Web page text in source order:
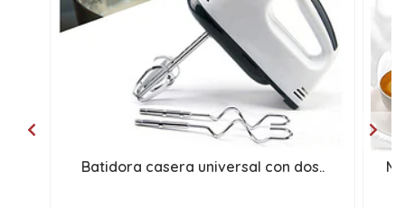
Batidora casera universal con dos..